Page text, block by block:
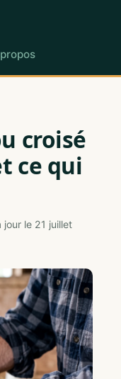
croisé
ce qui
jour le 21 juillet